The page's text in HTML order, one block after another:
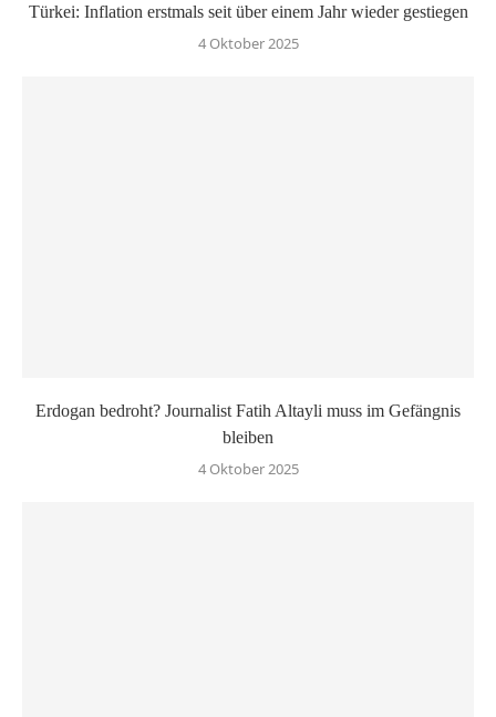
Türkei: Inflation erstmals seit über einem Jahr wieder gestiegen
4 Oktober 2025
Erdogan bedroht? Journalist Fatih Altayli muss im Gefängnis
bleiben
4 Oktober 2025